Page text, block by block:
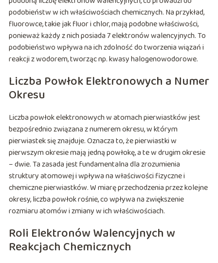
podobieństw w ich właściwościach chemicznych. Na przykład,
fluorowce, takie jak fluor i chlor, mają podobne właściwości,
ponieważ każdy z nich posiada 7 elektronów walencyjnych. To
podobieństwo wpływa na ich zdolność do tworzenia wiązań i
reakcji z wodorem, tworząc np. kwasy halogenowodorowe.
Liczba Powłok Elektronowych a Numer
Okresu
Liczba powłok elektronowych w atomach pierwiastków jest
bezpośrednio związana z numerem okresu, w którym
pierwiastek się znajduje. Oznacza to, że pierwiastki w
pierwszym okresie mają jedną powłokę, a te w drugim okresie
– dwie. Ta zasada jest fundamentalna dla zrozumienia
struktury atomowej i wpływa na właściwości fizyczne i
chemiczne pierwiastków. W miarę przechodzenia przez kolejne
okresy, liczba powłok rośnie, co wpływa na zwiększenie
rozmiaru atomów i zmiany w ich właściwościach.
Roli Elektronów Walencyjnych w
Reakcjach Chemicznych